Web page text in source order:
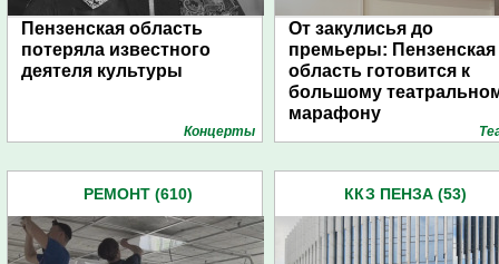
Пензенская область
потеряла известного
деятеля культуры
Концерты
От закулисья до
премьеры: Пензенская
область готовится к
большому
марафону
РЕМОНТ (610) ККЗ ПЕНЗА (53)